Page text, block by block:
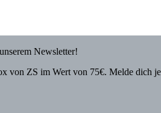
Newsletter!
von ZS im Wert von 75€. Melde dich